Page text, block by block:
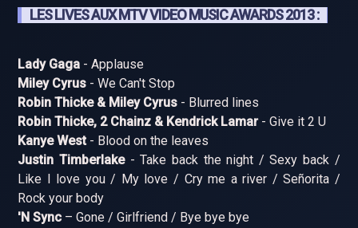
LES LIVES AUX MTV VIDEO MUSIC AWARDS 2013 :
Lady Gaga - Applause
Miley Cyrus - We Can't Stop
Robin Thicke & Miley Cyrus - Blurred lines
Robin Thicke, 2 Chainz & Kendrick Lamar- Give it 2 U
Kanye West- Blood on the leaves
Justin Timberlake- Take back the night / Sexy back /
Like I love you / My love / Cry me a river / Señorita /
Rock your body
'N Sync – Gone / Girlfriend / Bye bye bye